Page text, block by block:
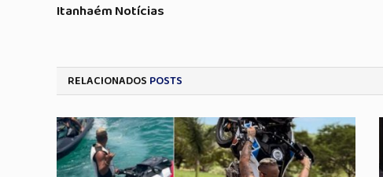
Itanhaém Notícias
RELACIONADOS POSTS